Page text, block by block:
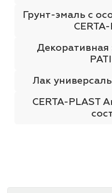
Грунт-эмаль с
Декоративная
Лак
CERTA-PLAST